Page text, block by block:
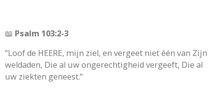
📖 Psalm 103:2-3
“Loof de HEERE, mijn ziel, en vergeet niet één van Zijn
weldaden, Die al uw ongerechtigheid vergeeft, Die al
uw ziekten geneest.”